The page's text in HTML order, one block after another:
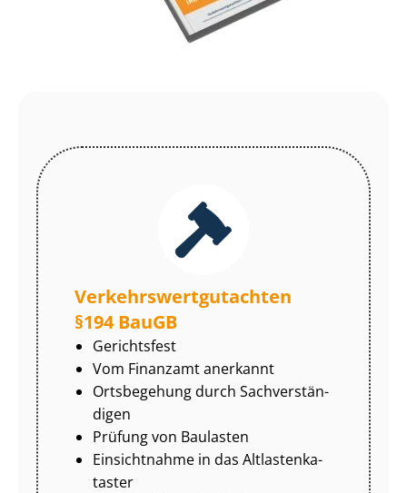
Ver­kehrs­wert­gut­ach­ten
§194 BauGB
Gerichtsfest
Vom Finanzamt anerkannt
Ortsbegehung durch Sach­ver­stän­
di­gen
Prüfung von Baulasten
Einsichtnahme in das Alt­las­ten­ka­
tas­ter